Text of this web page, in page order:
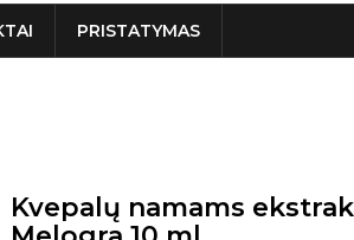
PRISTATYMAS
Kvepalų namams